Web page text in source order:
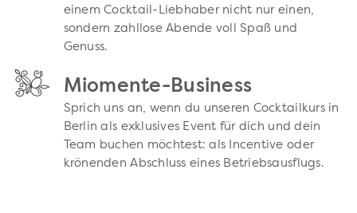
einem Cocktail-Liebhaber nicht nur einen,
sondern zahllose Abende voll Spaß und
Genuss.
Miomente-Business
Sprich uns an, wenn du unseren Cocktailkurs in
Berlin als exklusives Event für dich und dein
Team buchen möchtest: als Incentive oder
krönenden Abschluss eines Betriebsausflugs.